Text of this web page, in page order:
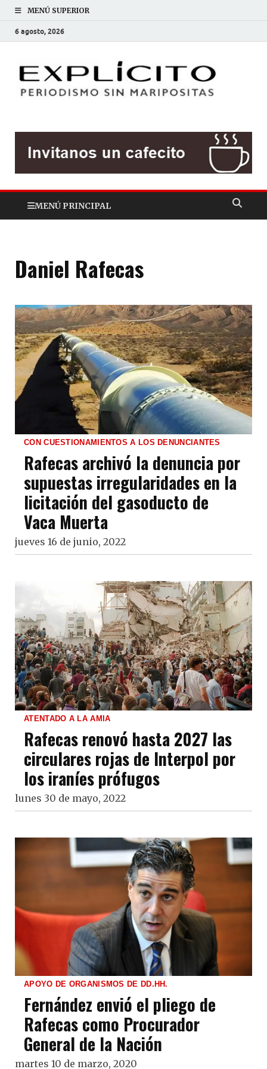
MENÚ SUPERIOR
6 agosto, 2026
MENÚ PRINCIPAL
Daniel Rafecas
CON CUESTIONAMIENTOS A LOS DENUNCIANTES
Rafecas archivó la denuncia por
supuestas irregularidades en la
licitación del gasoducto de
Vaca Muerta
jueves 16 de junio, 2022
ATENTADO A LA AMIA
Rafecas renovó hasta 2027 las
circulares rojas de Interpol por
los iraníes prófugos
lunes 30 de mayo, 2022
APOYO DE ORGANISMOS DE DD.HH.
Fernández envió el pliego de
Rafecas como Procurador
General de la Nación
martes 10 de marzo, 2020